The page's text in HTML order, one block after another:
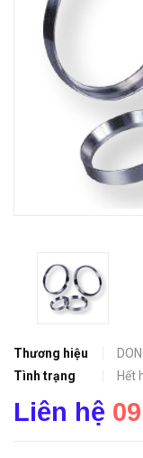
Thương hiệu
Tình trạng
Hết
Liên hệ